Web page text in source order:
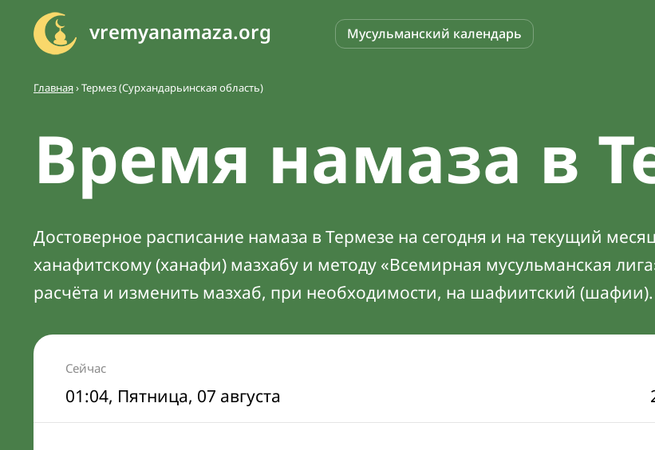
vremyanamaza.org Мусульманский календарь
Главная›Термез (Сурхандарьинская область)
Время намаза в
Достоверное расписание намаза в Термезе на сегодня и на текущий
ханафитскому (ханафи) мазхабу и методу «Всемирная мусульманская
расчёта и изменить мазхаб, при необходимости, на шафиитский (шафии).
Сейчас
01:04, Пятница, 07 августа